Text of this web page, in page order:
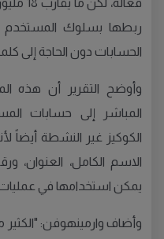
ربطها بسلوك المستخدم
الحسابات دون الحاجة إلى
وأوضح التقرير أن هذه
المباشر إلى حسابات
الكوكيز غير النشطة أيضاً
الاسم الكامل، العنوان،
يمكن استخدامها في
وأضاف وارمينهوفن: